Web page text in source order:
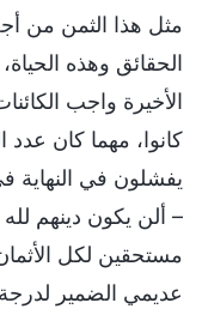
مثل هذا الثمن من
الحقائق وهذه
الأخيرة واجب
كانوا، مهما كان عدد
يفشلون في النهاية
– ألن يكون دينهم لله
مستحقين لكل
عديمي الضمير